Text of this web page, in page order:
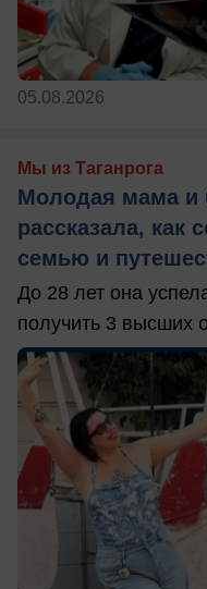
05.08.2026
Мы из Таганрога
Молодая мама и
рассказала, как
семью и
До 28 лет она
получить 3 высших